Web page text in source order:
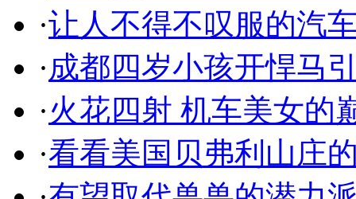
·让人不得不叹服的汽
·成都四岁小孩开悍马
·火花四射 机车美女的
·看看美国贝弗利山庄